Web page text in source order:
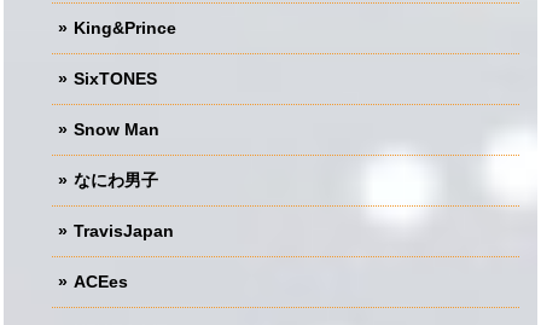
King&Prince
SixTONES
Snow Man
なにわ男子
TravisJapan
ACEes